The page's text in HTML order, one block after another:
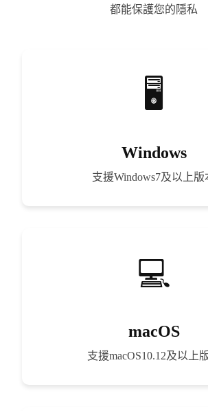
都能保護您的隱私
Windows
支援Windows7及以上版
macOS
支援macOS10.12及以上